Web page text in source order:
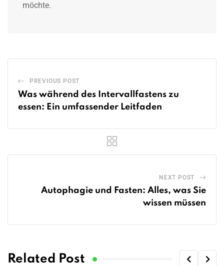
möchte.
PREVIOUS POST
Was während des Intervallfastens zu
essen: Ein umfassender Leitfaden
NEXT POST
Autophagie und Fasten: Alles, was Sie
wissen müssen
Related Post